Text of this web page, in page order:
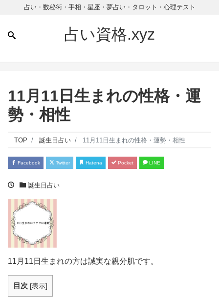
占い・数秘術・手相・星座・夢占い・タロット・心理テスト
占い資格.xyz
11月11日生まれの性格・運
勢・相性
TOP 誕生日占い 11月11日生まれの性格・運勢・相性
Facebook Twitter Hatena Pocket LINE
誕生日占い
11月11日生まれの方は誠実な親分肌です。
目次 [表示]